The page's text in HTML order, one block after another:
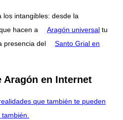
los intangibles: desde la
hacen a Aragón universal tu
presencia del
Santo Grial en
Aragón en Internet
que también te pueden